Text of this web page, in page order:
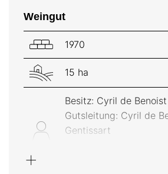
Weingut
1970
15 ha
Besitz: Cyril de
Gutsleitung: Cyril de
Gentissart
+